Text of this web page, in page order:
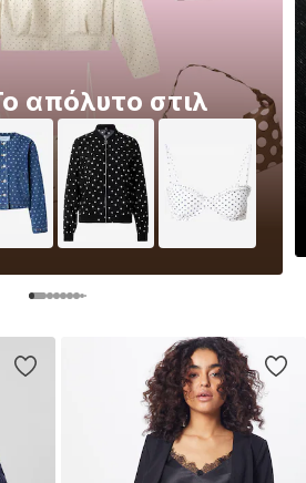
απόλυτο στιλ